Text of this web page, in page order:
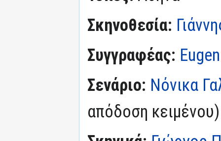
Σκηνοθεσία:
Συγγραφέας:
Σενάριο: Νόνικα
απόδοση κειμένου)